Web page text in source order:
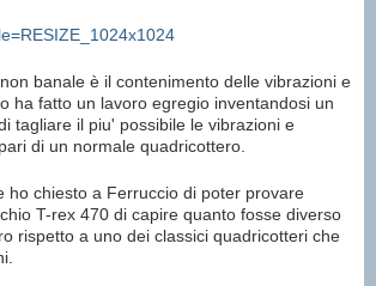
banale è il contenimento delle vibrazioni e
ha fatto un lavoro egregio inventandosi un
tagliare il piu' possibile le vibrazioni e
di un normale quadricottero.
ho chiesto a Ferruccio di poter provare
T-rex 470 di capire quanto fosse diverso
rispetto a uno dei classici quadricotteri che